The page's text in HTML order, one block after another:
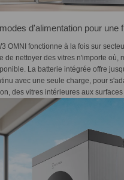
d'alimentation pour une
OMNI fonctionne à la fois sur
de nettoyer des vitres n'importe où,
La batterie intégrée offre
avec une seule charge, pour
des vitres intérieures aux